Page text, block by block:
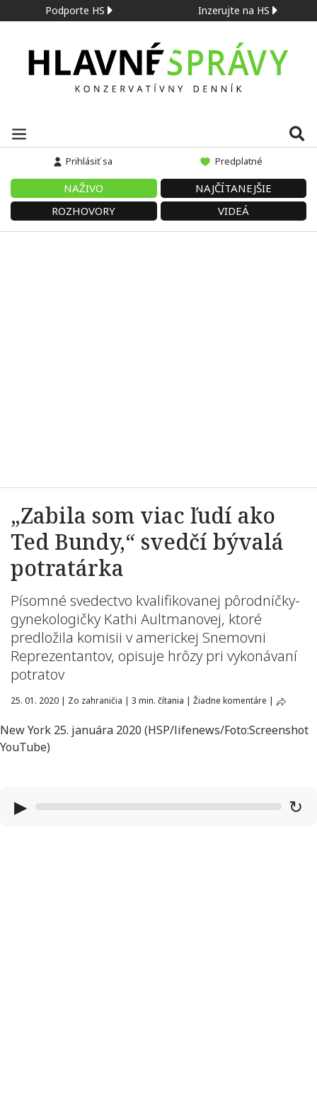
Podporte HS Inzerujte na HS
Prihlásiť sa Predplatné
NAŽIVO
NAJČÍTANEJŠIE
ROZHOVORY
VIDEÁ
„Zabila som viac ľudí ako
Ted Bundy,“ svedčí bývalá
potratárka
Písomné svedectvo kvalifikovanej pôrodníčky-
gynekologičkyKathi Aultmanovej, ktoré
predložila komisii v americkej Snemovni
Reprezentantov, opisuje hrôzy pri vykonávaní
potratov
25. 01. 2020 | Zo zahraničia | 3 min. čítania | Žiadne komentáre |
New York 25. januára 2020 (HSP/lifenews/Foto:Screenshot
YouTube)
▶ ↻